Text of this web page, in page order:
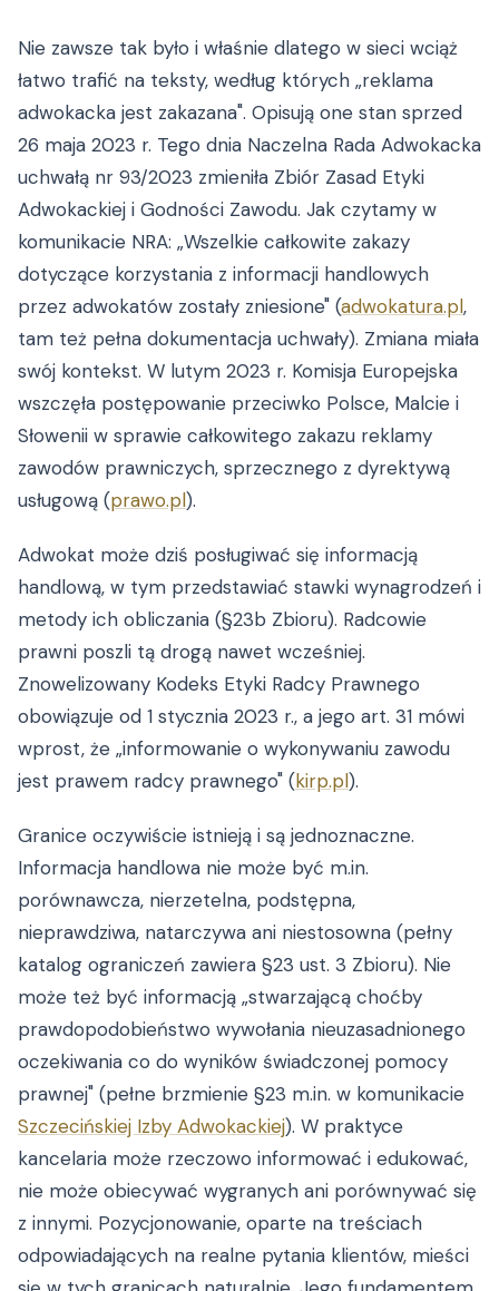
Nie zawsze tak było i właśnie dlatego w sieci wciąż
łatwo trafić na teksty, według których „reklama
adwokacka jest zakazana". Opisują one stan sprzed
26 maja 2023 r. Tego dnia Naczelna Rada Adwokacka
uchwałą nr 93/2023 zmieniła Zbiór Zasad Etyki
Adwokackiej i Godności Zawodu. Jak czytamy w
komunikacie NRA: „Wszelkie całkowite zakazy
dotyczące korzystania z informacji handlowych
przez adwokatów zostały zniesione" (adwokatura.pl,
tam też pełna dokumentacja uchwały). Zmiana miała
swój kontekst. W lutym 2023 r. Komisja Europejska
wszczęła postępowanie przeciwko Polsce, Malcie i
Słowenii w sprawie całkowitego zakazu reklamy
zawodów prawniczych, sprzecznego z dyrektywą
usługową (prawo.pl).
Adwokat może dziś posługiwać się informacją
handlową, w tym przedstawiać stawki wynagrodzeń i
metody ich obliczania (§23b Zbioru). Radcowie
prawni poszli tą drogą nawet wcześniej.
Znowelizowany Kodeks Etyki Radcy Prawnego
obowiązuje od 1 stycznia 2023 r., a jego art. 31 mówi
wprost, że „informowanie o wykonywaniu zawodu
jest prawem radcy prawnego" (kirp.pl).
Granice oczywiście istnieją i są jednoznaczne.
Informacja handlowa nie może być m.in.
porównawcza, nierzetelna, podstępna,
nieprawdziwa, natarczywa ani niestosowna (pełny
katalog ograniczeń zawiera §23 ust. 3 Zbioru). Nie
może też być informacją „stwarzającą choćby
prawdopodobieństwo wywołania nieuzasadnionego
oczekiwania co do wyników świadczonej pomocy
prawnej" (pełne brzmienie §23 m.in. w komunikacie
Szczecińskiej Izby Adwokackiej). W praktyce
kancelaria może rzeczowo informować i edukować,
nie może obiecywać wygranych ani porównywać się
z innymi. Pozycjonowanie, oparte na treściach
odpowiadających na realne pytania klientów, mieści